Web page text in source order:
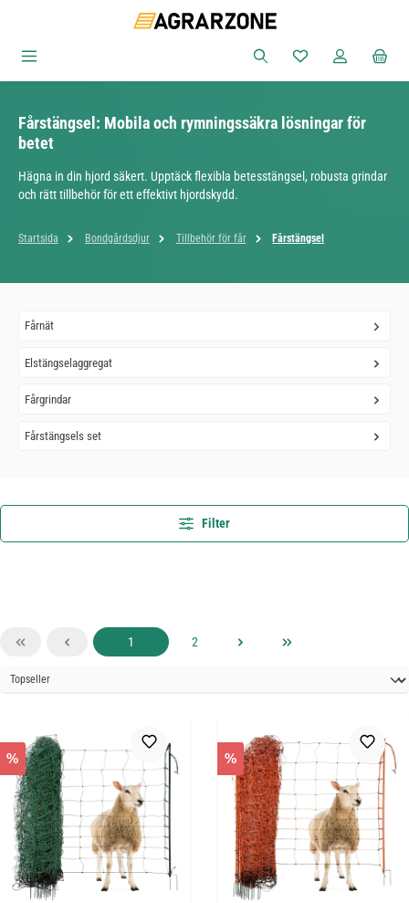
Du har 0 objekt i
Fårstängsel: Mobila och rymningssäkra lösningar för
betet
Hägna in din hjord säkert. Upptäck flexibla betesstängsel, robusta grindar
och rätt tillbehör för ett effektivt hjordskydd.
Startsida Bondgårdsdjur Tillbehör för får Fårstängsel
Fårnät
Elstängselaggregat
Fårgrindar
Fårstängsels set
Filter
Sida
1 Sida
2
% %